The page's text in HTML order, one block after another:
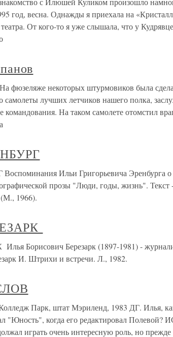
год, весна. Однажды я приехала на
От кого-то я уже слышала, что у
фюзеляже некоторых штурмовиков была
лучших летчиков нашего полка,
командования. На таком самолете отомстил
Ильи Григорьевича Эренбурга
прозы "Люди, годы, жизнь".
1966).
Борисович Березарк (1897-1981) -
И. Штрихи и встречи. Л., 1982.
Парк, штат Мэриленд, 1983 ДГ. Илья,
"Юность", когда его редактировал Полевой?
играть очень интересную роль, но прежде